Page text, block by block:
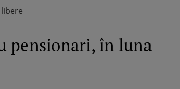
pensionari, în luna